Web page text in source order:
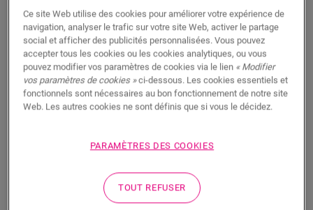
Disponible en2 variantes
Trouvez un revendeur près de chez
vous
Vous brûlez d’impatience de voir ce sol en vrai ? Vous
vous posez des questions ? Aucun problème ! Il y a
RECHERCHER
Ce site Web utilise des cookies pour améliorer votre expérience de
navigation, analyser le trafic sur votre site Web, activer le partage
social et afficher des publicités personnalisées. Vous pouvez
accepter tous les cookies ou les cookies analytiques, ou vous
pouvez modifier vos paramètres de cookies via le lien « Modifier
vos paramètres de cookies »ci-dessous. Les cookies essentiels et
fonctionnels sont nécessaires au bon fonctionnement de notre site
Web. Les autres cookies ne sont définis que si vous le décidez.
PARAMÈTRES DES COOKIES
TOUT REFUSER